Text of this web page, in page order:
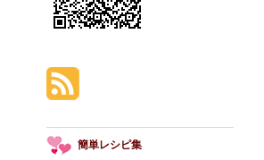
簡単レシピ集